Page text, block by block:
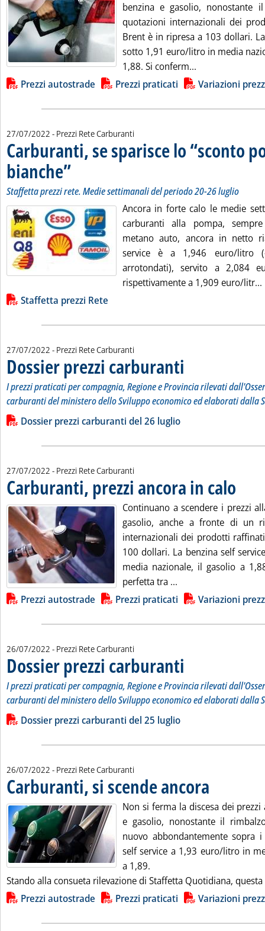
benzina e gasolio, nonostante
quotazioni internazionali dei
Brent è in ripresa a 103 dollari.
sotto 1,91 euro/litro in media
1,88. Si conferm...
Lista allegati PDF alla notizia
Prezzi autostrade Prezzi praticati Variazioni
27/07/2022 - Prezzi Rete Carburanti
Carburanti, se sparisce lo “sconto
bianche”. Sottotitolo: Staffetta prezzi rete. Medie settimanali del periodo 20-
. Pubblicata mercoledì 27 luglio 2022 alle 14.39.
Staffetta prezzi rete. Medie settimanali del periodo 20-26 luglio
Ancora in forte calo le medie
carburanti alla pompa,
metano auto, ancora in netto
service è a 1,946 euro/litro
arrotondati), servito a 2,084
rispettivamente a 1,909 euro/litr...
Lista allegati PDF alla notizia
Staffetta prezzi Rete
27/07/2022 - Prezzi Rete Carburanti
Dossier prezzi carburanti
I prezzi praticati per compagnia, Regione e Provincia rilevati
carburanti del ministero dello Sviluppo economico ed elaborati dalla
Leggi tutta la notizia: 'Dossier prezzi carburanti'
Lista allegati PDF alla notizia
Dossier prezzi carburanti del 26 luglio
27/07/2022 - Prezzi Rete Carburanti
Carburanti, prezzi ancora in calo
Continuano a scendere i prezzi
gasolio, anche a fronte di un
internazionali dei prodotti
100 dollari. La benzina self
media nazionale, il gasolio a
perfetta tra ...
Lista allegati PDF alla notizia
Prezzi autostrade Prezzi praticati Variazioni
26/07/2022 - Prezzi Rete Carburanti
Dossier prezzi carburanti
I prezzi praticati per compagnia, Regione e Provincia rilevati
carburanti del ministero dello Sviluppo economico ed elaborati dalla
Leggi tutta la notizia: 'Dossier prezzi carburanti'
Lista allegati PDF alla notizia
Dossier prezzi carburanti del 25 luglio
26/07/2022 - Prezzi Rete Carburanti
Carburanti, si scende ancora
Non si ferma la discesa dei
e gasolio, nonostante il
nuovo abbondantemente sopra
self service a 1,93 euro/litro in
a 1,89.
Stando alla consueta rilevazione di Staffetta Quotidiana,
Lista allegati PDF alla notizia
Prezzi autostrade Prezzi praticati Variazioni